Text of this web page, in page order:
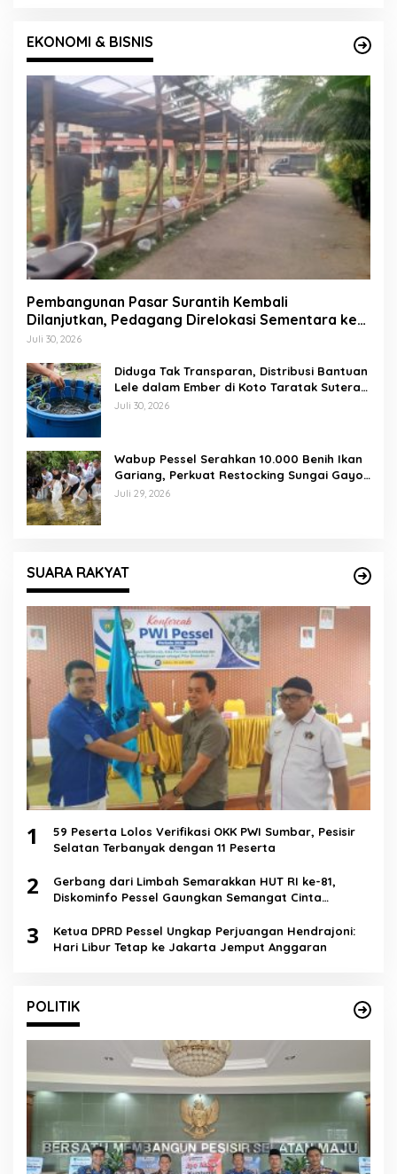
EKONOMI & BISNIS
Pembangunan Pasar Surantih Kembali
Dilanjutkan, Pedagang Direlokasi Sementara ke
Lapangan Gadih Basanai
Juli 30, 2026
Diduga Tak Transparan, Distribusi Bantuan
Lele dalam Ember di Koto Taratak Sutera
Tuai Sorotan Warga
Juli 30, 2026
Wabup Pessel Serahkan 10.000 Benih Ikan
Gariang, Perkuat Restocking Sungai Gayo
demi Kelestarian Perairan
Juli 29, 2026
SUARA RAKYAT
1
59 Peserta Lolos Verifikasi OKK PWI Sumbar, Pesisir
Selatan Terbanyak dengan 11 Peserta
2
Gerbang dari Limbah Semarakkan HUT RI ke-81,
Diskominfo Pessel Gaungkan Semangat Cinta
3
Ketua DPRD Pessel Ungkap Perjuangan Hendrajoni:
Hari Libur Tetap ke Jakarta Jemput Anggaran
POLITIK